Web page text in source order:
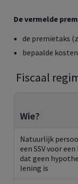
De vermelde
de premietaks
bepaalde
Fiscaal
Wie?
Natuurlijk
een SSV voor
dat geen
lening is